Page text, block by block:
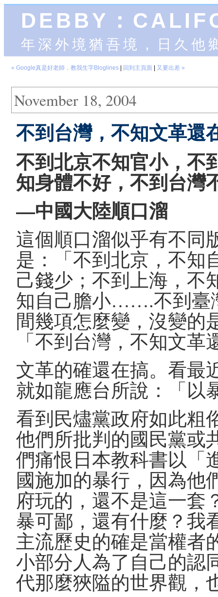
DEBBY：
年深外境猶吾境，日久
« Google真是好老師，教我生字Bloglines 回到主頁面 又要出差 »
November 18, 2004
不到台灣，不知文革還
不到北京不知官小，不
知身體不好，不到台灣
—中國大陸順口溜
這個順口溜似乎有不同
是：「不到北京，不知
己錢少；不到上海，不
知自己膽小…….不到臺
間幾項怎麼變，沒變的
「不到台灣，不知文
文革的確還在搞。看最
就如龍應台所說：「以
看到民燼黨政府如此粗
他們所批判的國民黨或
們痛恨日本教科書以「
國施加的暴行，因為他
府玩的，還不是這一套
暴可鄙，還有什麼？我
主流歷史的確是當權者
小部分人為了自己的認
代那麼狹隘的世界觀，